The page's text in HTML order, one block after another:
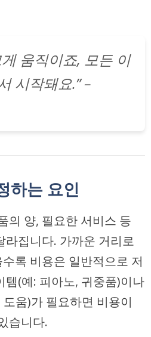
움직이죠, 모든 이
시작돼요.” –
하는 요인
의 양, 필요한 서비스 등
라집니다. 가까운 거리로
록 비용은 일반적으로 저
템(예: 피아노, 귀중품)이나
움)가 필요하면 비용이
습니다.